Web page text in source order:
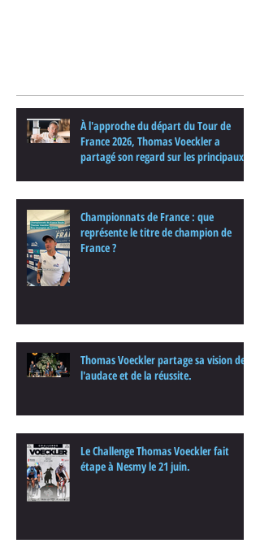
À l'approche du départ du Tour de
France 2026, Thomas Voeckler a
partagé son regard sur les principaux
Championnats de France : que
représente le titre de champion de
France ?
Thomas Voeckler partage sa vision de
l'audace et de la réussite.
Le Challenge Thomas Voeckler fait
étape à Nesmy le 21 juin.